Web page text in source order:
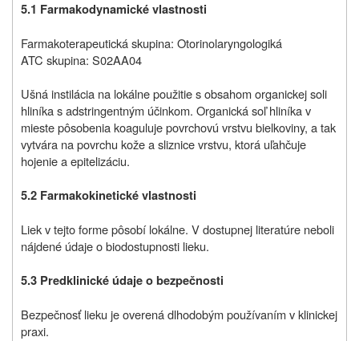
5.1 Farmakodynamické vlastnosti
Farmakoterapeutická skupina: Otorinolaryngologiká
ATC skupina: S02AA04
Ušná instilácia na lokálne použitie s obsahom organickej soli
hliníka s adstringentným účinkom. Organická soľ hliníka v
mieste pôsobenia koaguluje povrchovú vrstvu bielkoviny, a tak
vytvára na povrchu kože a sliznice vrstvu, ktorá uľahčuje
hojenie a epitelizáciu.
5.2 Farmakokinetické vlastnosti
Liek v tejto forme pôsobí lokálne. V dostupnej literatúre neboli
nájdené údaje o biodostupnosti lieku.
5.3 Predklinické údaje o bezpečnosti
Bezpečnosť lieku je overená dlhodobým používaním v klinickej
praxi.